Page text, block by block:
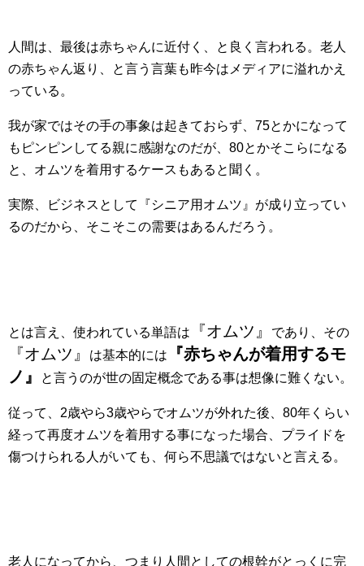
人間は、最後は赤ちゃんに近付く、と良く言われる。老人
の赤ちゃん返り、と言う言葉も昨今はメディアに溢れかえ
っている。
我が家ではその手の事象は起きておらず、75とかになって
もピンピンしてる親に感謝なのだが、80とかそこらになる
と、オムツを着用するケースもあると聞く。
実際、ビジネスとして『シニア用オムツ』が成り立ってい
るのだから、そこそこの需要はあるんだろう。
とは言え、使われている単語は 『オムツ』 であり、その
『オムツ』 は基本的には
『赤ちゃんが着用するモ
ノ』
と言うのが世の固定概念である事は想像に難くない。
従って、2歳やら3歳やらでオムツが外れた後、80年くらい
経って再度オムツを着用する事になった場合、プライドを
傷つけられる人がいても、何ら不思議ではないと言える。
老人になってから、つまり人間としての根幹がとっくに完